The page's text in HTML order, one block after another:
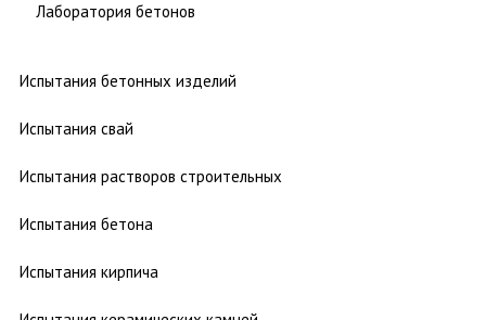
Лаборатория бетонов
Испытания бетонных изделий
Испытания свай
Испытания растворов строительных
Испытания бетона
Испытания кирпича